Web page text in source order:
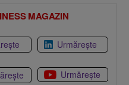
MAGAZIN
Urmărește
Urmărește